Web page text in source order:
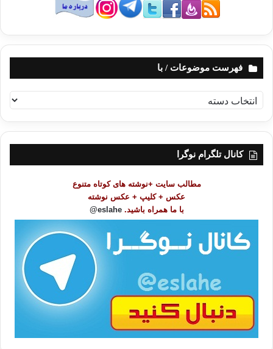
فهرست موضوعات / با
ه
ر
کانال تلگرام نوگرا
مطالب سایت +نوشته های کوتاه متنوع
عکس + کلیپ + عکس نوشته
با ما همراه باشید. eslahe@